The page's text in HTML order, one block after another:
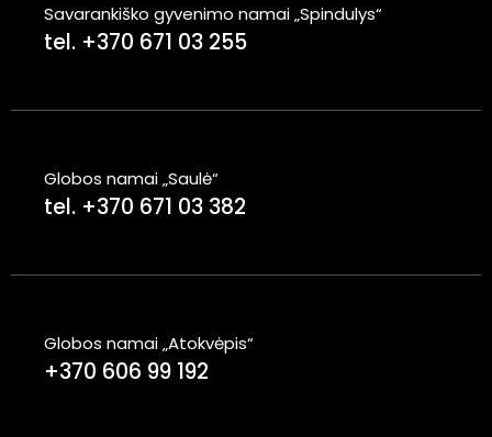
Savarankiško gyvenimo namai „Spindulys“
tel. +370 671 03 255
Globos namai „Saulė“
tel. +370 671 03 382
Globos namai „Atokvėpis“
+370 606 99 192